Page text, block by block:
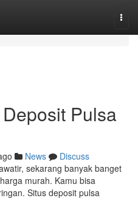
Pulsa
News
Discuss
sekarang banyak banget
murah. Kamu bisa
Situs deposit pulsa